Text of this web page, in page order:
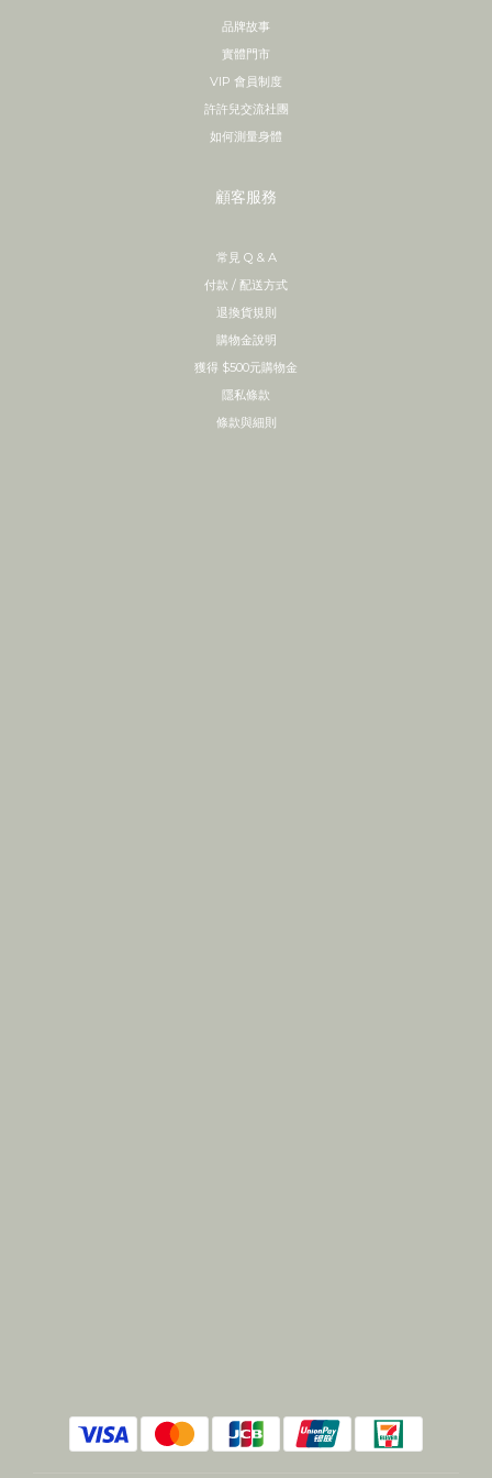
品牌故事
實體門市
VIP 會員制度
許許兒交流社團
如何測量身體
顧客服務
常見 Q & A
付款 / 配送方式
退換貨規則
購物金說明
獲得 $500元購物金
隱私條款
條款與細則